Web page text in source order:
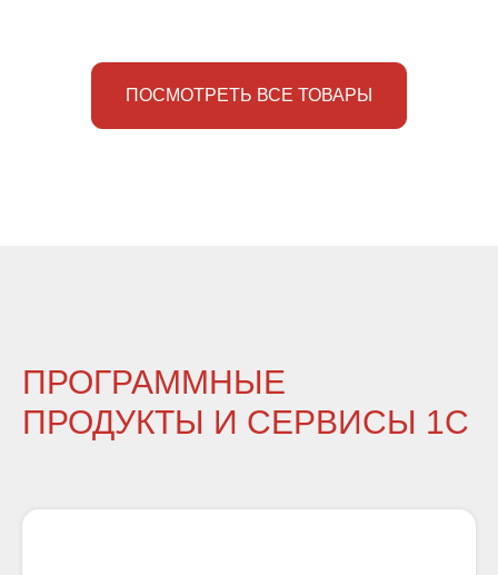
ПОСМОТРЕТЬ ВСЕ ТОВАРЫ
ПРОГРАММНЫЕ
ПРОДУКТЫ И СЕРВИСЫ 1С